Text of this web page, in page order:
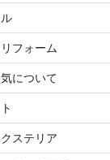
フォーム
について
ステリア